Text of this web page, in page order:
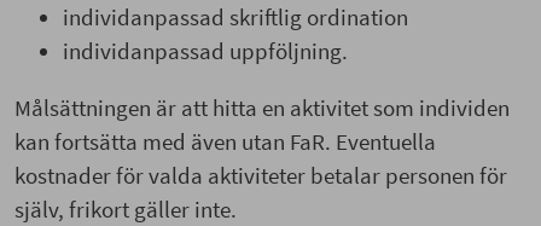
individanpassad skriftlig ordination
individanpassad uppföljning.
Målsättningen är att hitta en aktivitet som individen
kan fortsätta med även utan FaR. Eventuella
kostnader för valda aktiviteter betalar personen för
själv, frikort gäller inte.